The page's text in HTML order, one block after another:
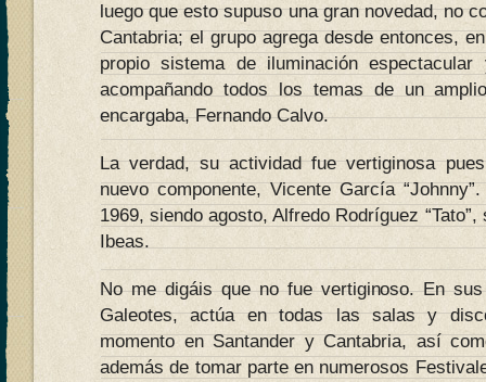
luego que esto supuso una gran novedad, no
Cantabria; el grupo agrega desde entonces,
propio sistema de iluminación
acompañando todos los temas de un
encargaba, Fernando Calvo.
La verdad, su actividad fue vertiginosa
nuevo componente, Vicente García
1969, siendo agosto, Alfredo Rodríguez
Ibeas.
No me digáis que no fue vertiginoso. En
Galeotes, actúa en todas las salas y
momento en Santander y Cantabria, así
además de tomar parte en numerosos